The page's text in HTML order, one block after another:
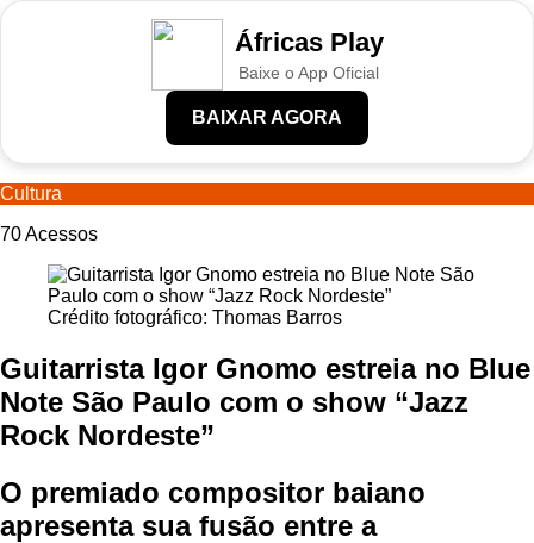
Áfricas Play
Baixe o App Oficial
BAIXAR AGORA
Cultura
70Acessos
Crédito fotográfico: Thomas Barros
Guitarrista Igor Gnomo estreia no Blue
Note São Paulo com o show “Jazz
Rock Nordeste”
O premiado compositor baiano
apresenta sua fusão entre a